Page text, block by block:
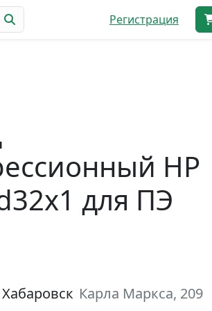
Регистрация
НР
для ПЭ
Карла Маркса, 209